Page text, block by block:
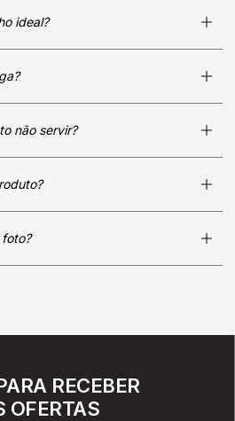
ideal?
não servir?
RECEBER
OFERTAS